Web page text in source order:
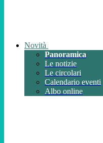
Novità
Panoramica
Le notizie
Le circolari
Calendario eventi
Albo online